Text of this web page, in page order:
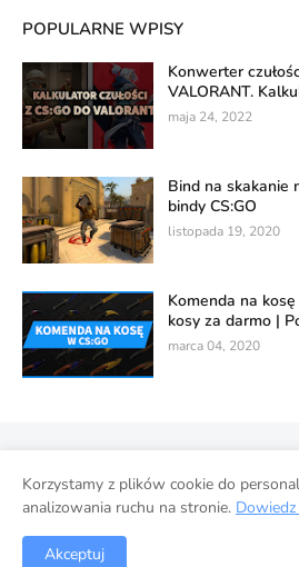
POPULARNE WPISY
Konwerter
VALORANT.
maja 24, 2022
Bind na skakanie
bindy CS:GO
listopada 19, 2020
Komenda na
kosy za darmo |
marca 04, 2020
© 2022 ESPORT-GO.pl. Wszelkie
Wykorzystanie danych w usługach
Współpraca
Korzystamy z plików cookie do
analizowania ruchu na stronie.
Akceptuj